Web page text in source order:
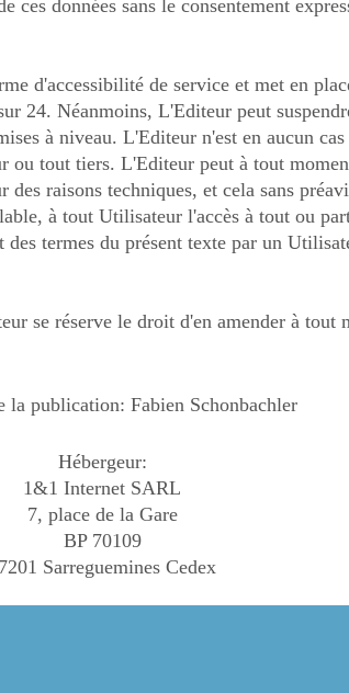
données sans le consentement
d'accessibilité de service et met en
24. Néanmoins, L'Editeur peut
à niveau. L'Editeur n'est en aucun
tout tiers. L'Editeur peut à tout
raisons techniques, et cela sans
à tout Utilisateur l'accès à tout ou
termes du présent texte par un
se réserve le droit d'en amender à tout
la publication: Fabien Schonbachler
Hébergeur:
1&1 Internet SARL
7, place de la Gare
BP 70109
Sarreguemines Cedex